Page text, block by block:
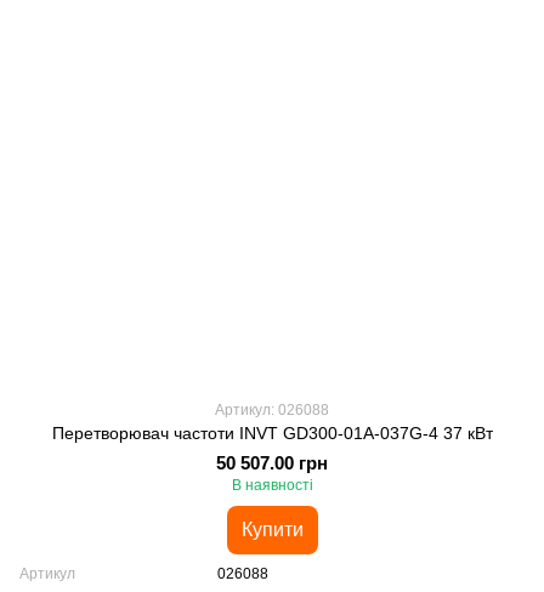
Артикул: 026088
Перетворювач частоти INVT GD300-01A-037G-4 37 кВт
50 507.00 грн
В наявності
Купити
Артикул
026088